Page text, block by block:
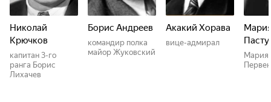
Николай
Крючков
капитан 3-го
ранга Борис
Лихачев
Борис Андреев
командир полка
майор Жуковский
Акакий Хорава
вице-адмирал
Мария